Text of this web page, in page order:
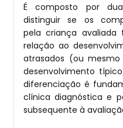
É composto por
distinguir se os
pela criança
relação ao
atrasados (ou
desenvolvimento
diferenciação é
clínica diagnóstica e
subsequente à